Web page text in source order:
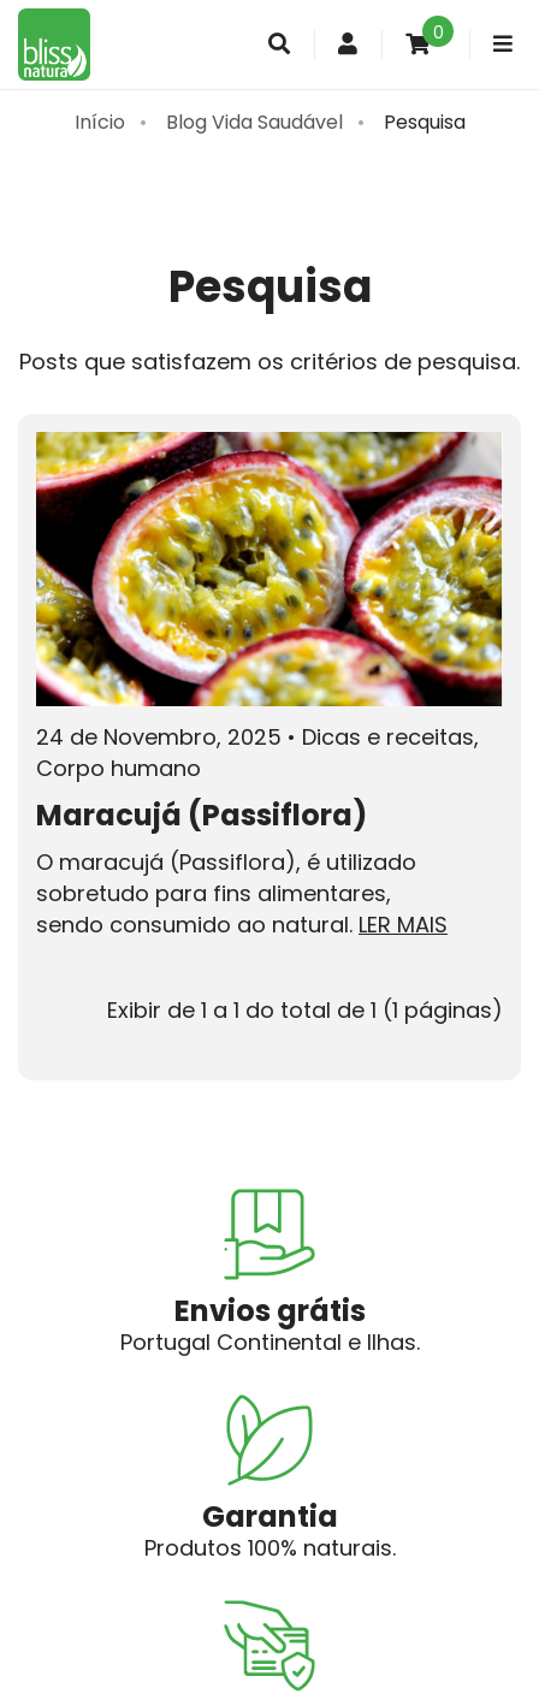
Conta 0
Início Blog Vida Saudável Pesquisa
Pesquisa
Posts que satisfazem os critérios de pesquisa.
24 de Novembro, 2025 • Dicas e receitas,
Corpo humano
Maracujá (Passiflora)
O maracujá (Passiflora), é utilizado
sobretudo para fins alimentares,
sendo consumido ao natural. LER MAIS
Exibir de 1 a 1 do total de 1 (1 páginas)
Envios grátis
Portugal Continental e Ilhas.
Garantia
Produtos 100% naturais.